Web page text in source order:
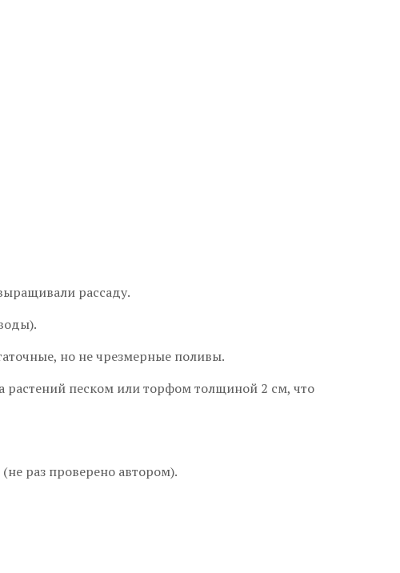
рассаду.
но не чрезмерные поливы.
песком или торфом толщиной 2 см, что
раз проверено автором).